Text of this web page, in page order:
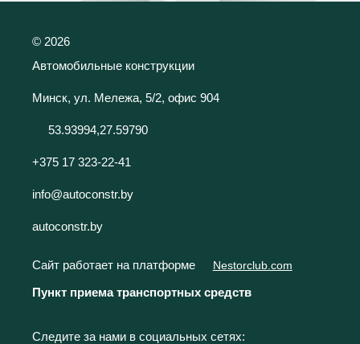
© 2026
Автомобильные конструкции
Минск, ул. Мележа, 5/2, офис 904
53.93994,27.59790
+375 17 323-22-41
info@autoconstr.by
autoconstr.by
Сайт работает на платформе Nestorclub.com
Пункт приема транспортных средств
Следите за нами в социальных сетях: